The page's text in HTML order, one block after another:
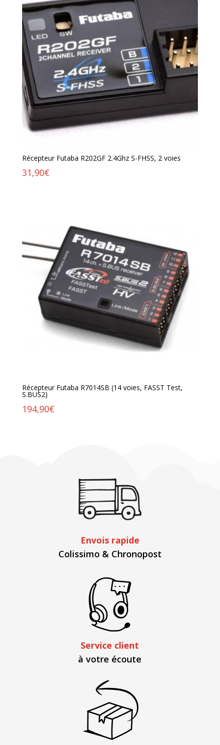
Récepteur Futaba R202GF 2.4Ghz S-FHSS, 2 voies
31,90€
Récepteur Futaba R7014SB (14 voies, FASST Test,
S.BUS2)
194,90€
Envois rapide
Colissimo & Chronopost
Service client
à votre écoute